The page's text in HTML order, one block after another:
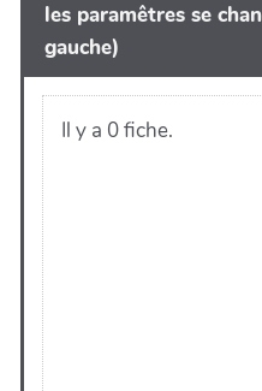
les paramêtres se
gauche)